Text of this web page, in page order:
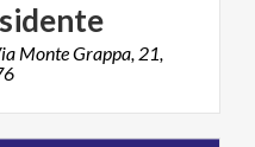
Monte Grappa, 21,